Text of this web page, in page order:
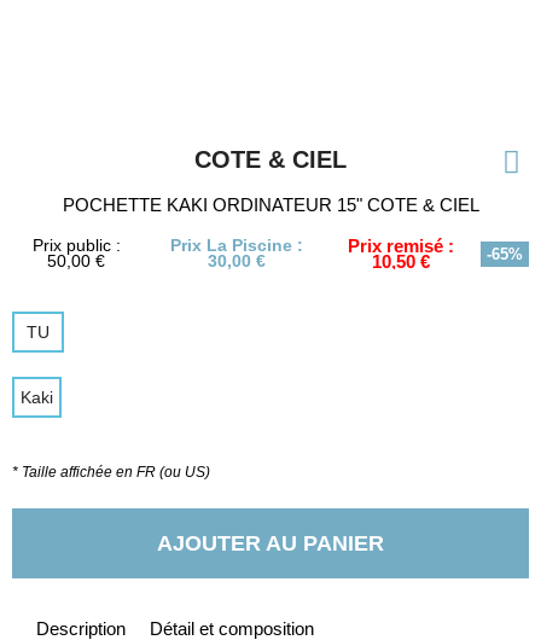
COTE & CIEL
POCHETTE KAKI ORDINATEUR 15" COTE & CIEL
Prix public :
50,00 €
Prix La Piscine :
30,00 €
Prix remisé :
10,50 € -65%
TU
Kaki
* Taille affichée en FR (ou US)
AJOUTER AU PANIER
Description Détail et composition